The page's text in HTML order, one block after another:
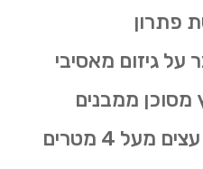
פתרון
על גיזום מאסיבי
ממבנים
קיימים. במקרים של עצים מעל 4 מטרים